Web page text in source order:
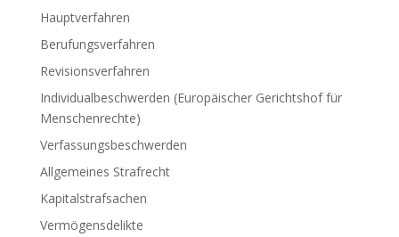
Hauptverfahren
Berufungsverfahren
Revisionsverfahren
Individualbeschwerden (Europäischer Gerichtshof für
Menschenrechte)
Verfassungsbeschwerden
Allgemeines Strafrecht
Kapitalstrafsachen
Vermögensdelikte